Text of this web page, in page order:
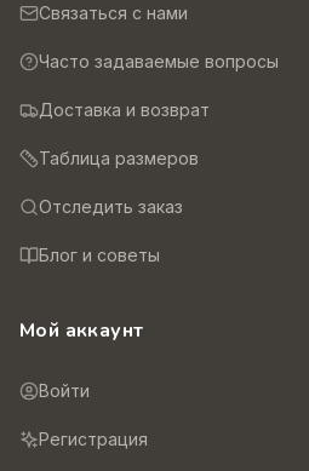
Связаться с нами
Часто задаваемые вопросы
Доставка и возврат
Таблица размеров
Отследить заказ
Блог и советы
Мой аккаунт
Войти
Регистрация